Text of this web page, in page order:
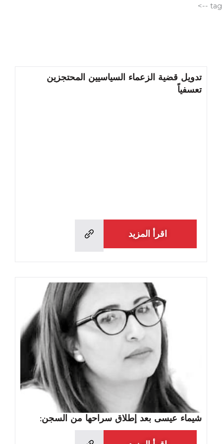
tag -->
تدويل قضية الزعماء السياسيين المحتجزين
تعسفياً
اقرأ المزيد
شيماء عيسى بعد إطلاق سراحها من السجن: